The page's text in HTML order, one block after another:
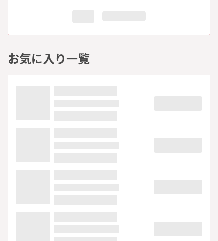
お気に入り一覧